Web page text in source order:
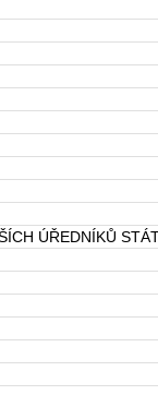
ÚŘEDNÍKŮ
-
náhrady